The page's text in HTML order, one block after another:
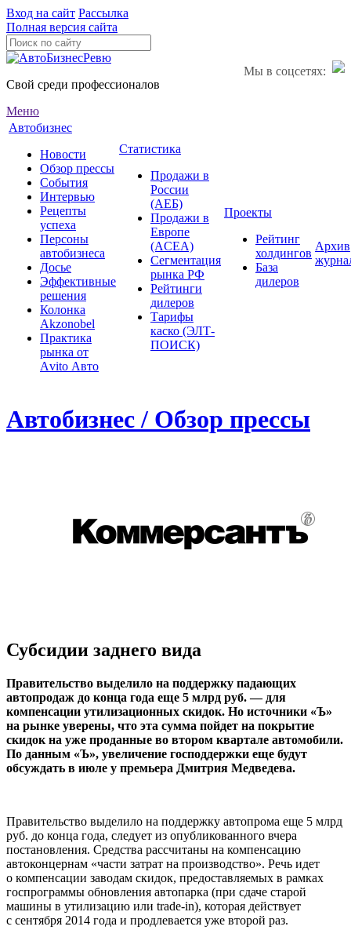
Вход на сайт Рассылка
Полная версия сайта
Мы в соцсетях:
Свой среди профессионалов
Меню
Автобизнес
Новости
Обзор прессы
События
Интервью
Рецепты
успеха
Персоны
автобизнеса
Досье
Эффективные
решения
Колонка
Akzonobel
Практика
рынка от
Аvito Авто
Статистика
Продажи в
России
(АЕБ)
Продажи в
Европе
(ACEA)
Сегментация
рынка РФ
Рейтинги
дилеров
Тарифы
каско (ЭЛТ-
ПОИСК)
Проекты
Рейтинг
холдингов
База
дилеров
Архив
Автобизнес / Обзор прессы
Субсидии заднего вида
Правительство выделило на поддержку падающих
автопродаж до конца года еще 5 млрд руб. — для
компенсации утилизационных скидок. Но источники «Ъ»
на рынке уверены, что эта сумма пойдет на покрытие
скидок на уже проданные во втором квартале автомобили.
По данным «Ъ», увеличение господдержки еще будут
обсуждать в июле у премьера Дмитрия Медведева.
Правительство выделило на поддержку автопрома еще 5 млрд
руб. до конца года, следует из опубликованного вчера
постановления. Средства рассчитаны на компенсацию
автоконцернам «части затрат на производство». Речь идет
о компенсации заводам скидок, предоставляемых в рамках
госпрограммы обновления автопарка (при сдаче старой
машины в утилизацию или trade-in), которая действует
с сентября 2014 года и продлевается уже второй раз.